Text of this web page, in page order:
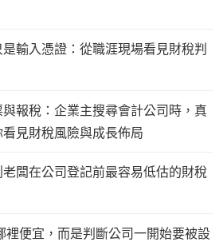
輸入憑證：從職涯現場看見財稅判
報稅：企業主搜尋會計公司時，真
見財稅風險與成長佈局
闆在公司登記前最容易低估的財稅
裡便宜，而是判斷公司一開始要被設